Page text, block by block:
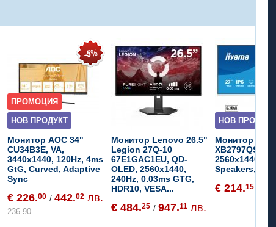
ПРОМОЦИЯ
НОВ ПРОДУКТ
Монитор AOC 34"
CU34B3E, VA,
3440x1440, 120Hz, 4ms
GtG, Curved, Adaptive
Sync
€ 226.00 /442.02 лв.
236.90
Монитор Lenovo 26.5"
Legion 27Q-10
67E1GAC1EU, QD-
OLED, 2560x1440,
240Hz, 0.03ms GTG,
HDR10, VESA...
€ 484.25 /947.11 лв.
НОВ ПРОДУКТ
Монитор
XB2797QSU-
2560x1440,
Speakers,
€ 214.15